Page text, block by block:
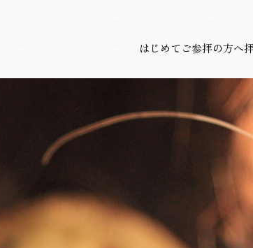
はじめてご参拝の方へ